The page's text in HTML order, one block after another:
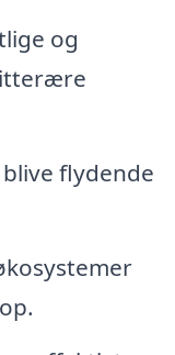
og
flydende